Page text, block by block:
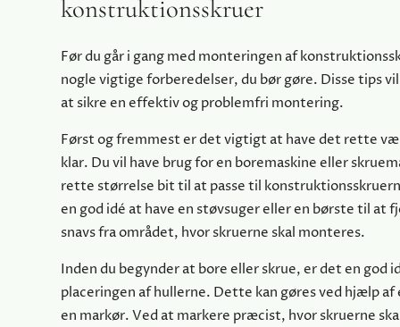
konstruktionsskruer
Før du går i gang med monteringen af
nogle vigtige forberedelser, du bør gøre. Disse tips
at sikre en effektiv og problemfri montering.
Først og fremmest er det vigtigt at have det rette
klar. Du vil have brug for en boremaskine eller
rette størrelse bit til at passe til
en god idé at have en støvsuger eller en børste til at
snavs fra området, hvor skruerne skal monteres.
Inden du begynder at bore eller skrue, er det en god
placeringen af ​​hullerne. Dette kan gøres ved hjælp af
en markør. Ved at markere præcist, hvor skruerne